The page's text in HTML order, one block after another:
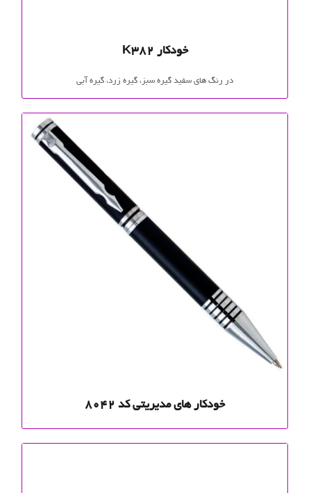
خودکار K382
در رنگ های سفید گیره سبز، گیره زرد، گیره آبی
خودکار های مدیریتی کد 8042